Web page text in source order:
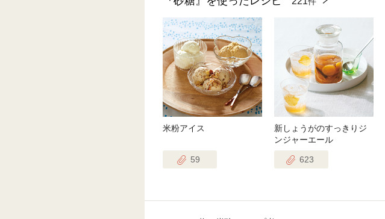
米粉アイス
59
新しょうがのすっきりジ
ンジャーエール
623